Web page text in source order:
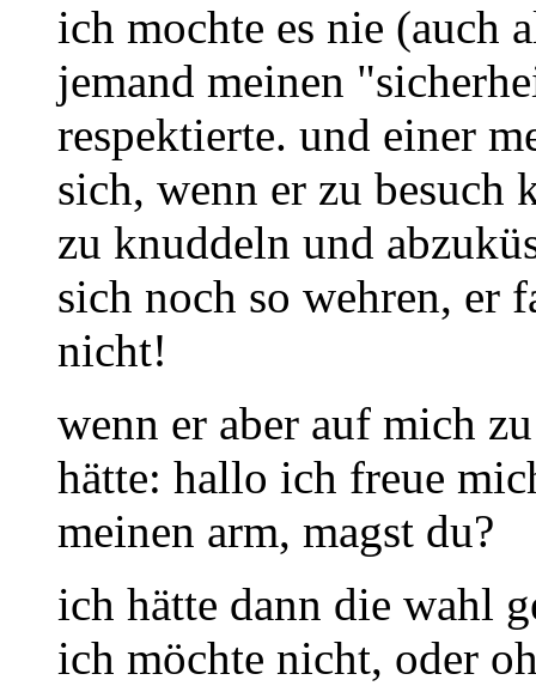
ich mochte es nie (auch
jemand meinen
respektierte. und einer
sich, wenn er zu besuch
zu knuddeln und
sich noch so wehren, er
nicht!
wenn er aber auf mich
hätte: hallo ich freue
meinen arm, magst du?
ich hätte dann die wahl
ich möchte nicht, oder